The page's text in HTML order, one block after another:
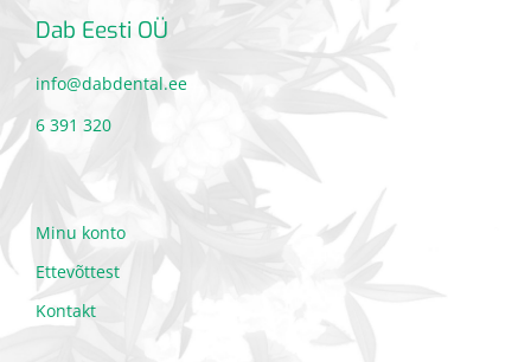
Dab Eesti OÜ
info@dabdental.ee
6 391 320
Minu konto
Ettevõttest
Kontakt